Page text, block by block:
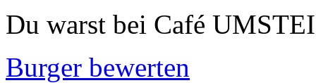
Du warst bei Café
Burger bewerten